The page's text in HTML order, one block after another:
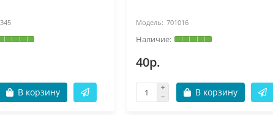
В корзину
701016
40р.
В корзину